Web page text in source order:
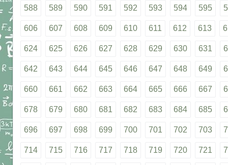
588 589 590 591 592 593 594 595
606 607 608 609 610 611 612 613
624 625 626 627 628 629 630 631
642 643 644 645 646 647 648 649
660 661 662 663 664 665 666 667
678 679 680 681 682 683 684 685
696 697 698 699 700 701 702 703
714 715 716 717 718 719 720 721